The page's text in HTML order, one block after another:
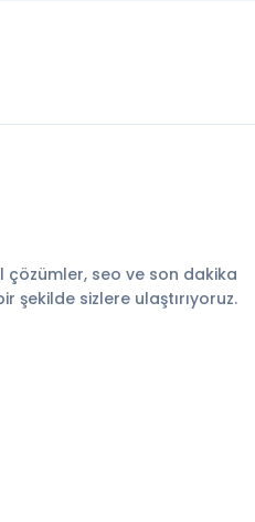
seo ve son dakika
şekilde sizlere ulaştırıyoruz.